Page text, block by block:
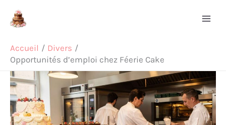
Accueil
Divers
Opportunités d’emploi chez Féerie Cake
Rechercher